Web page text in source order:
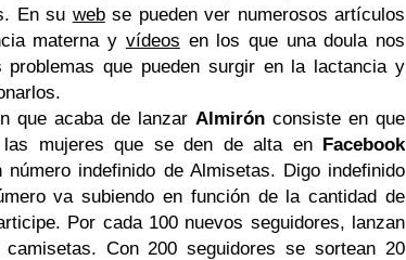
En su webse pueden ver numerosos artículos
materna y vídeos en los que una doula nos
problemas que pueden surgir en la lactancia y
que acaba de lanzar Almirón consiste en que
las mujeres que se den de alta en Facebook
número indefinido de Almisetas. Digo indefinido
va subiendo en función de la cantidad de
Por cada 100 nuevos seguidores, lanzan
Con 200 seguidores se sortean 20